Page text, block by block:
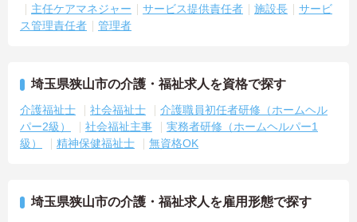
主任ケアマネジャー
サービス提供責任者 施設長
サービ
ス管理責任者
管理者
埼玉県狭山市の介護・福祉求人を資格で探す
介護福祉士 社会福祉士
介護職員初任者研修（ホームヘル
パー2級）
社会福祉主事
実務者研修（ホームヘルパー1
級）
精神保健福祉士 無資格OK
埼玉県狭山市の介護・福祉求人を雇用形態で探す